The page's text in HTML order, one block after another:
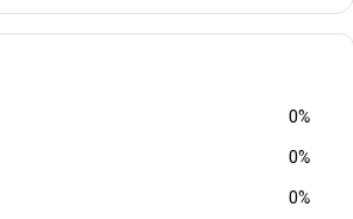
0%
0%
0%
-30%
Referencia*
$ 1.124.900 -30%
Cuota de Referencia*